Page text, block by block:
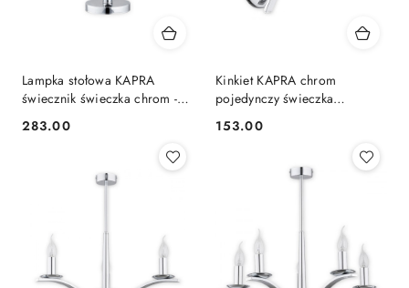
Lampka stołowa KAPRA
świecznik świeczka chrom -
Cena:
283.00
Kinkiet KAPRA chrom
pojedynczy świeczka
Lemir
Cena:
153.00